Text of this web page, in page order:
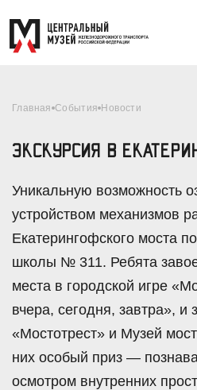
Главная События Новости
ЭКСКУРСИЯ В
Уникальную возможность
устройством механизмов
Екатерингофского моста
школы № 311. Ребята
места в городской игре
вчера, сегодня, завтра»,
«Мостотрест» и Музей
них особый приз —
осмотром внутренних